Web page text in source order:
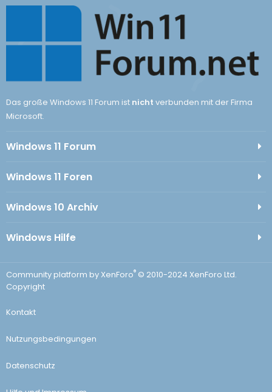
Das große Windows 11 Forum ist nicht verbunden mit der Firma
Microsoft.
Windows 11 Forum
Windows 11 Foren
Windows 10 Archiv
Windows Hilfe
Community platform by XenForo® © 2010-2024 XenForo Ltd.
Copyright
Kontakt
Nutzungsbedingungen
Datenschutz